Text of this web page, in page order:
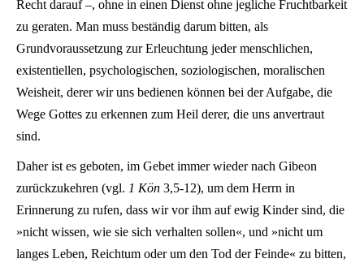
Recht darauf –, ohne in einen Dienst ohne jegliche Fruchtbarkeit
zu geraten. Man muss beständig darum bitten, als
Grundvoraussetzung zur Erleuchtung jeder menschlichen,
existentiellen, psychologischen, soziologischen, moralischen
Weisheit, derer wir uns bedienen können bei der Aufgabe, die
Wege Gottes zu erkennen zum Heil derer, die uns anvertraut
sind.
Daher ist es geboten, im Gebet immer wieder nach Gibeon
zurückzukehren (vgl. 1 Kön 3,5-12), um dem Herrn in
Erinnerung zu rufen, dass wir vor ihm auf ewig Kinder sind, die
»nicht wissen, wie sie sich verhalten sollen«, und »nicht um
langes Leben, Reichtum oder um den Tod der Feinde« zu bitten,